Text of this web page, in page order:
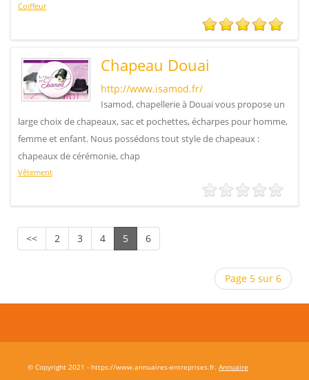
Coiffeur
Chapeau Douai
http://www.isamod.fr/
Isamod, chapellerie à Douai vous propose un
large choix de chapeaux, sac et pochettes, écharpes pour homme,
femme et enfant. Nous possédons tout style de chapeaux :
chapeaux de cérémonie, chap
Vêtement
<< 2 3 4 5 6
Page 5 sur 6
© Copyright 2021 - https://www.annuaires-entreprises.fr. Annuaire